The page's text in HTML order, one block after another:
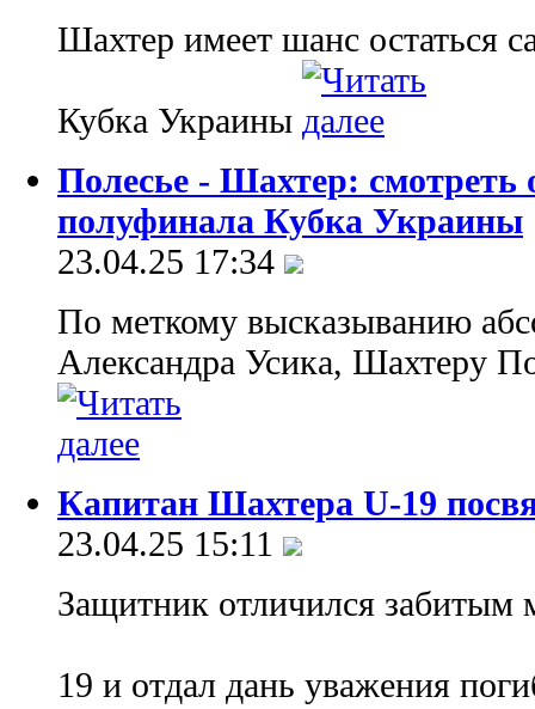
Шахтер имеет шанс остаться
Кубка Украины
Полесье - Шахтер: смотреть
полуфинала Кубка Украины
23.04.25 17:34
По меткому высказыванию
Александра Усика, Шахтеру
Капитан Шахтера U-19
23.04.25 15:11
Защитник отличился
19 и отдал дань уважения